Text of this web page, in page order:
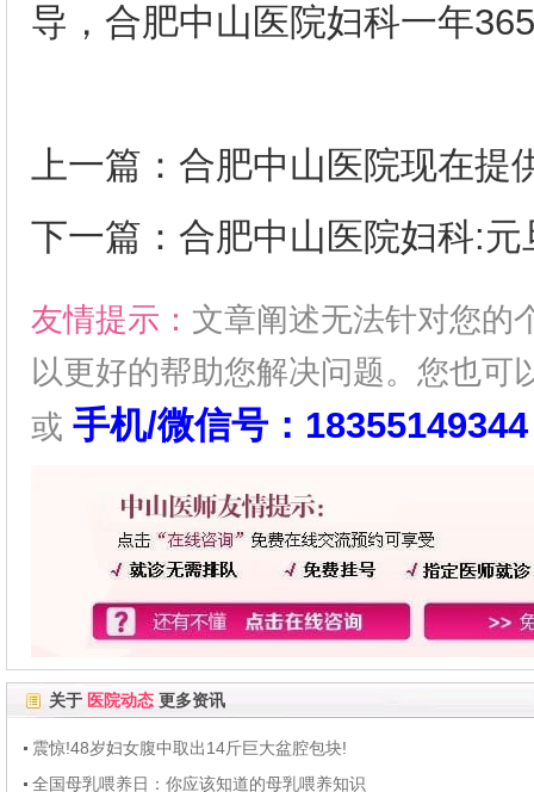
导，合肥中山医院妇科一年
上一篇： 合肥中山医院现在提
下一篇： 合肥中山医院妇科:元
友情提示： 文章阐述无法针对您的
以更好的帮助您解决问题。您也可
或 手机/微信号：18355149344
关于 医院动态 更多资讯
震惊!48岁妇女腹中取出14斤巨大盆腔包块!
全国母乳喂养日：你应该知道的母乳喂养知识